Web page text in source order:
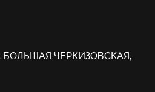
БОЛЬШАЯ ЧЕРКИЗОВСКАЯ,